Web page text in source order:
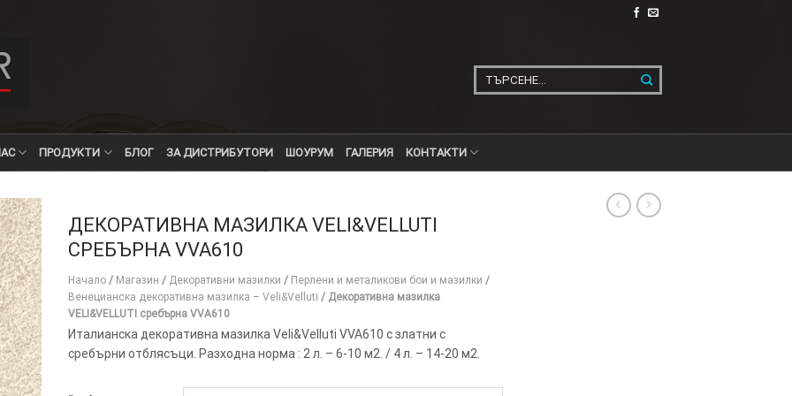
за:
ПРОДУКТИ БЛОГ ЗА ДИСТРИБУТОРИ ШОУРУМ ГАЛЕРИЯ КОНТАКТИ
ДЕКОРАТИВНА МАЗИЛКА VELI&VELLUTI
СРЕБЪРНА VVA610
Начало / Магазин / Декоративни мазилки / Перлени и металикови бои и мазилки /
Венецианска декоративна мазилка – Veli&Velluti / Декоративна мазилка
VELI&VELLUTI сребърна VVA610
Италианска декоративна мазилка Veli&Velluti VVA610 с златни с
сребърни отблясъци. Разходна норма : 2 л. – 6-10 м2. / 4 л. – 14-20 м2.